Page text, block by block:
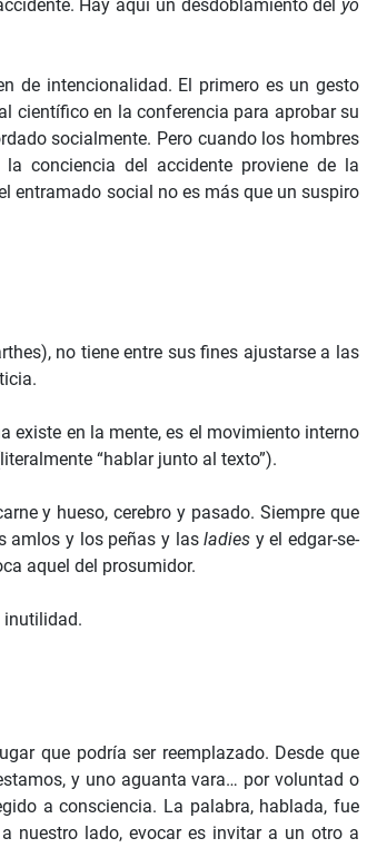
Hay aquí un desdoblamiento del yo
de intencionalidad. El primero es un gesto
científico en la conferencia para aprobar su
socialmente. Pero cuando los hombres
conciencia del accidente proviene de la
entramado social no es más que un suspiro
no tiene entre sus fines ajustarse a las
existe en la mente, es el movimiento interno
“hablar junto al texto”).
y hueso, cerebro y pasado. Siempre que
amlos y los peñas y lasladies y el edgar-se-
aquel del prosumidor.
inutilidad.
que podría ser reemplazado. Desde que
y uno aguanta vara… por voluntad o
a consciencia. La palabra, hablada, fue
nuestro lado, evocar es invitar a un otro a